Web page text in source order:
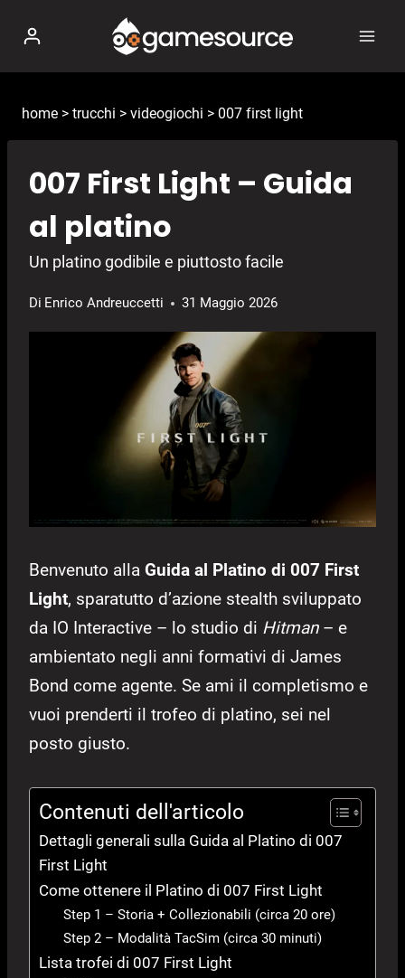
contenuto
home > trucchi > videogiochi > 007 first light
007 First Light – Guida
al platino
Un platino godibile e piuttosto facile
Di Enrico Andreuccetti 31 Maggio 2026
Benvenuto alla Guida al Platino di 007 First
Light, sparatutto d’azione stealth sviluppato
da IO Interactive – lo studio di Hitman– e
ambientato negli anni formativi di James
Bond come agente. Se ami il completismo e
vuoi prenderti il trofeo di platino, sei nel
posto giusto.
Contenuti dell'articolo
Dettagli generali sulla Guida al Platino di 007
First Light
Come ottenere il Platino di 007 First Light
Step 1 – Storia + Collezionabili (circa 20 ore)
Step 2 – Modalità TacSim (circa 30 minuti)
Lista trofei di 007 First Light